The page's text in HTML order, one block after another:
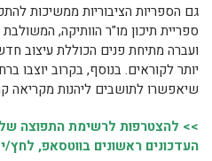
גם הספריות הציבוריות ממשיכות
ספריית תיכון מו"ר הוותיקה,
ועברה מתיחת פנים הכוללת עיצוב
יותר לקוראים. בנוסף, בקרוב יוצבו
שיאפשרו לתושבים ליהנות מקריאה
>> להצטרפות לרשימת התפוצה
העדכונים ראשונים בווטסאפ, לחץ/